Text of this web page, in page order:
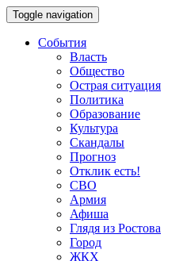
Toggle navigation
События
Власть
Общество
Острая ситуация
Политика
Образование
Культура
Скандалы
Прогноз
Отклик есть!
СВО
Армия
Афиша
Глядя из Ростова
Город
ЖКХ